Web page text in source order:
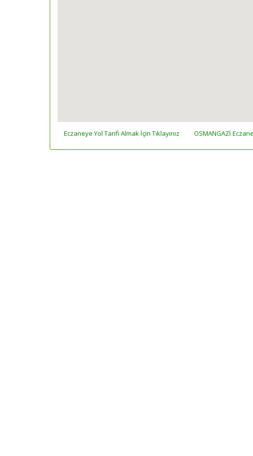
Eczaneye Yol Tarifi Almak İçin Tıklayınız OSMANGAZİ